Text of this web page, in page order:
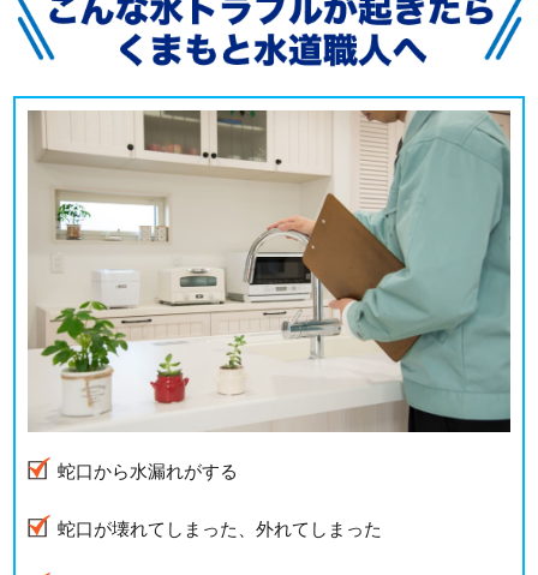
蛇口から水漏れがする
蛇口が壊れてしまった、外れてしまった